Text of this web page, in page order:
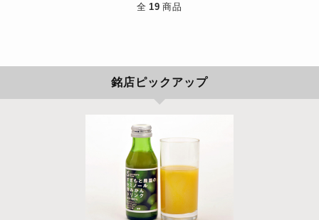
全 19 商品
銘店ピックアップ